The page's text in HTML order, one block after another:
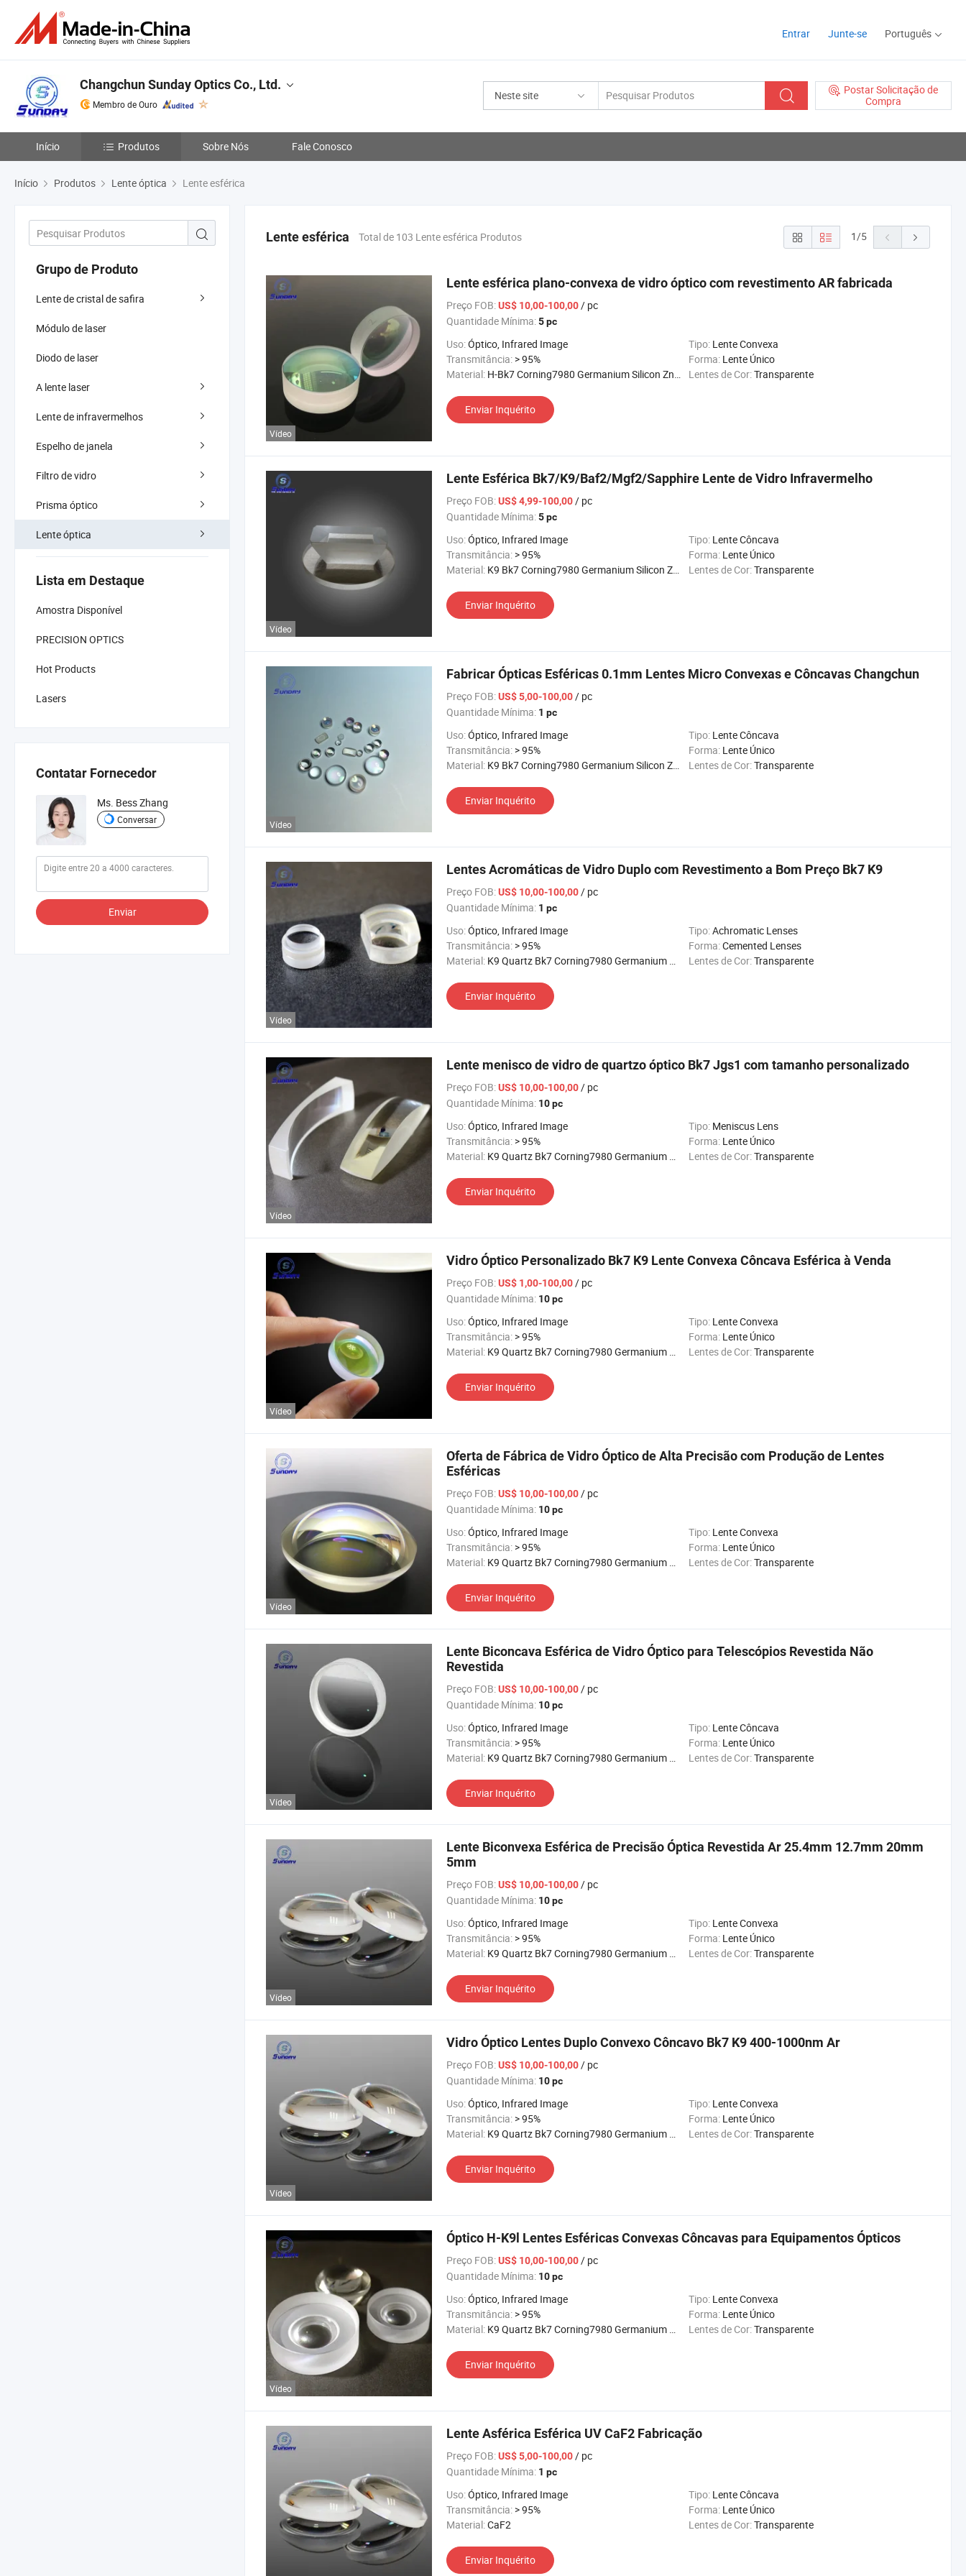
Entrar Junte-se Português
Neste site
Postar Solicitação de
Compra
Changchun Sunday Optics Co., Ltd.
Membro de Ouro
Início Produtos Sobre Nós Fale Conosco
Início Produtos Lente óptica Lente esférica
Grupo de Produto
Lente de cristal de safira
Módulo de laser
Diodo de laser
A lente laser
Lente de infravermelhos
Espelho de janela
Filtro de vidro
Prisma óptico
Lente óptica
Lista em Destaque
Amostra Disponível
PRECISION OPTICS
Hot Products
Lasers
Contatar Fornecedor
Ms. Bess Zhang
Conversar
Enviar
Lente esférica Total de 103 Lente esférica Produtos 1/5
Vídeo
Lente esférica plano-convexa de vidro óptico com revestimento AR fabricada
Preço FOB:US$ 10,00-100,00/ pc
Quantidade Mínima:5 pc
Uso:Óptico, Infrared Image Tipo: Lente Convexa
Transmitância: > 95% Forma: Lente Único
Material: H-Bk7 Corning7980 Germanium Silicon Znse Lentes de Cor:Transparente
Enviar Inquérito
Vídeo
Lente Esférica Bk7/K9/Baf2/Mgf2/Sapphire Lente de Vidro Infravermelho
Preço FOB:US$ 4,99-100,00/ pc
Quantidade Mínima:5 pc
Uso:Óptico, Infrared Image Tipo: Lente Côncava
Transmitância: > 95% Forma: Lente Único
Material: K9 Bk7 Corning7980 Germanium Silicon Znse Lentes de Cor:Transparente
Enviar Inquérito
Vídeo
Fabricar Ópticas Esféricas 0.1mm Lentes Micro Convexas e Côncavas Changchun
Preço FOB:US$ 5,00-100,00/ pc
Quantidade Mínima: 1 pc
Uso:Óptico, Infrared Image Tipo: Lente Côncava
Transmitância: > 95% Forma: Lente Único
Material: K9 Bk7 Corning7980 Germanium Silicon Znse Lentes de Cor:Transparente
Enviar Inquérito
Vídeo
Lentes Acromáticas de Vidro Duplo com Revestimento a Bom Preço Bk7 K9
Preço FOB:US$ 10,00-100,00/ pc
Quantidade Mínima: 1 pc
Uso:Óptico, Infrared Image Tipo:Achromatic Lenses
Transmitância: > 95% Forma:Cemented Lenses
Material: K9 Quartz Bk7 Corning7980 Germanium Silicon Znse Lentes de Cor:Transparente
Enviar Inquérito
Vídeo
Lente menisco de vidro de quartzo óptico Bk7 Jgs1 com tamanho personalizado
Preço FOB:US$ 10,00-100,00/ pc
Quantidade Mínima: 10 pc
Uso:Óptico, Infrared Image Tipo: Meniscus Lens
Transmitância: > 95% Forma: Lente Único
Material: K9 Quartz Bk7 Corning7980 Germanium Silicon Znse Lentes de Cor:Transparente
Enviar Inquérito
Vídeo
Vidro Óptico Personalizado Bk7 K9 Lente Convexa Côncava Esférica à Venda
Preço FOB:US$ 1,00-100,00/ pc
Quantidade Mínima: 10 pc
Uso:Óptico, Infrared Image Tipo: Lente Convexa
Transmitância: > 95% Forma: Lente Único
Material: K9 Quartz Bk7 Corning7980 Germanium Silicon Znse Lentes de Cor:Transparente
Enviar Inquérito
Vídeo
Oferta de Fábrica de Vidro Óptico de Alta Precisão com Produção de Lentes
Esféricas
Preço FOB:US$ 10,00-100,00/ pc
Quantidade Mínima: 10 pc
Uso:Óptico, Infrared Image Tipo: Lente Convexa
Transmitância: > 95% Forma: Lente Único
Material: K9 Quartz Bk7 Corning7980 Germanium Silicon Znse Lentes de Cor:Transparente
Enviar Inquérito
Vídeo
Lente Biconcava Esférica de Vidro Óptico para Telescópios Revestida Não
Revestida
Preço FOB:US$ 10,00-100,00/ pc
Quantidade Mínima: 10 pc
Uso:Óptico, Infrared Image Tipo: Lente Côncava
Transmitância: > 95% Forma: Lente Único
Material: K9 Quartz Bk7 Corning7980 Germanium Silicon Znse Lentes de Cor:Transparente
Enviar Inquérito
Vídeo
Lente Biconvexa Esférica de Precisão Óptica Revestida Ar 25.4mm 12.7mm 20mm
5mm
Preço FOB:US$ 10,00-100,00/ pc
Quantidade Mínima: 10 pc
Uso:Óptico, Infrared Image Tipo: Lente Convexa
Transmitância: > 95% Forma: Lente Único
Material: K9 Quartz Bk7 Corning7980 Germanium Silicon Znse Lentes de Cor:Transparente
Enviar Inquérito
Vídeo
Vidro Óptico Lentes Duplo Convexo Côncavo Bk7 K9 400-1000nm Ar
Preço FOB:US$ 10,00-100,00/ pc
Quantidade Mínima: 10 pc
Uso:Óptico, Infrared Image Tipo: Lente Convexa
Transmitância: > 95% Forma: Lente Único
Material: K9 Quartz Bk7 Corning7980 Germanium Silicon Znse Lentes de Cor:Transparente
Enviar Inquérito
Vídeo
Óptico H-K9l Lentes Esféricas Convexas Côncavas para Equipamentos Ópticos
Preço FOB:US$ 10,00-100,00/ pc
Quantidade Mínima: 10 pc
Uso:Óptico, Infrared Image Tipo: Lente Convexa
Transmitância: > 95% Forma: Lente Único
Material: K9 Quartz Bk7 Corning7980 Germanium Silicon Znse Lentes de Cor:Transparente
Enviar Inquérito
Lente Asférica Esférica UV CaF2 Fabricação
Preço FOB:US$ 5,00-100,00/ pc
Quantidade Mínima: 1 pc
Uso:Óptico, Infrared Image Tipo: Lente Côncava
Transmitância: > 95% Forma: Lente Único
Material:CaF2 Lentes de Cor:Transparente
Enviar Inquérito